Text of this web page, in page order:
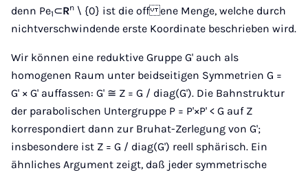
denn Pe1⊂Rn \ {0} ist die off ene Menge, welche durch
nichtverschwindende erste Koordinate beschrieben wird.
Wir können eine reduktive Gruppe G' auch als
homogenen Raum unter beidseitigen Symmetrien G =
G' × G' au ffassen: G' ≅ Z = G / diag(G'). Die Bahnstruktur
der parabolischen Untergruppe P = P'×P' < G auf Z
korrespondiert dann zur Bruhat-Zerlegung von G';
insbesondere ist Z = G / diag(G') reell sphärisch. Ein
ähnliches Argument zeigt, daß jeder symmetrische